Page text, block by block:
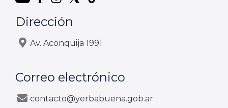
Dirección
Av. Aconquija 1991
Correo electrónico
contacto@yerbabuena.gob.ar